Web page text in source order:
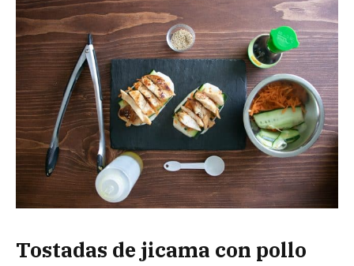
Tostadas de jicama con pollo